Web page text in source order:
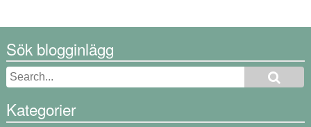
Sök blogginlägg
Kategorier